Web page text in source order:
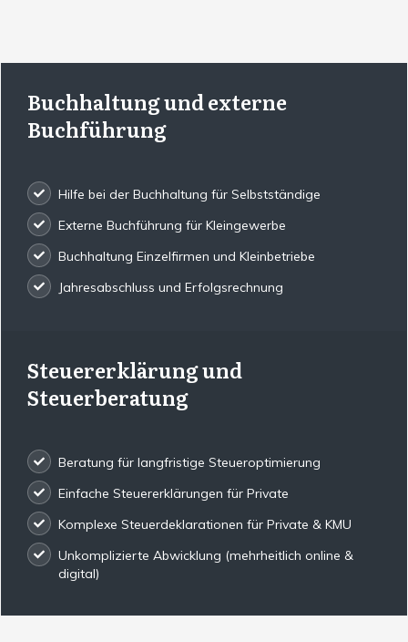
Buchhaltung und externe
Buchführung
Hilfe bei der Buchhaltung für Selbstständige
Externe Buchführung für Kleingewerbe
Buchhaltung Einzelfirmen und Kleinbetriebe
Jahresabschluss und Erfolgsrechnung
Steuererklärung und
Steuerberatung
Beratung für langfristige Steueroptimierung
Einfache Steuererklärungen für Private
Komplexe Steuerdeklarationen für Private & KMU
Unkomplizierte Abwicklung (mehrheitlich online &
digital)